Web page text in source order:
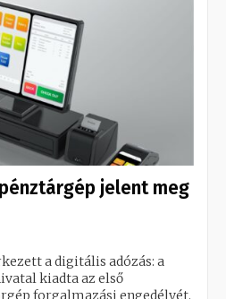
jelent meg
a digitális adózás: a
kiadta az első
forgalmazási engedélyét.